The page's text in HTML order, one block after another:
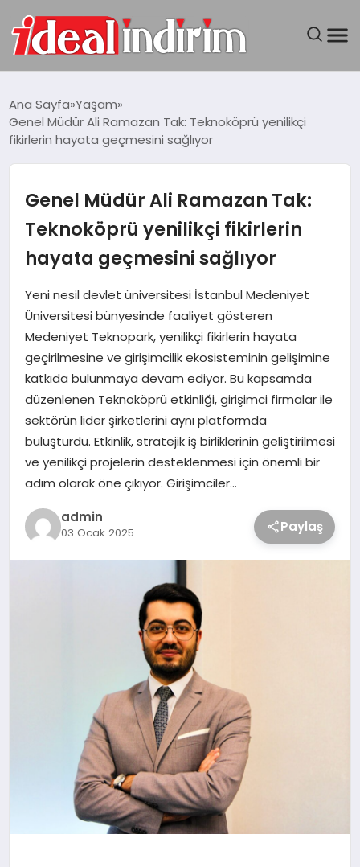
BILGISAYAR
TEKNOLOJI
YAŞAM
Ana Sayfa Yaşam
Genel Müdür Ali Ramazan Tak: Teknoköprü yenilikçi
fikirlerin hayata geçmesini sağlıyor
Genel Müdür Ali Ramazan Tak:
Teknoköprü yenilikçi fikirlerin
hayata geçmesini sağlıyor
Yeni nesil devlet üniversitesi İstanbul Medeniyet
Üniversitesi bünyesinde faaliyet gösteren
Medeniyet Teknopark, yenilikçi fikirlerin hayata
geçirilmesine ve girişimcilik ekosisteminin gelişimine
katkıda bulunmaya devam ediyor. Bu kapsamda
düzenlenen Teknoköprü etkinliği, girişimci firmalar ile
sektörün lider şirketlerini aynı platformda
buluşturdu. Etkinlik, stratejik iş birliklerinin geliştirilmesi
ve yenilikçi projelerin desteklenmesi için önemli bir
adım olarak öne çıkıyor. Girişimciler…
admin
03 Ocak 2025 Paylaş